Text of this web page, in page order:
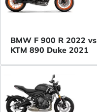
BMW F 900 R 2022 vs
KTM 890 Duke 2021